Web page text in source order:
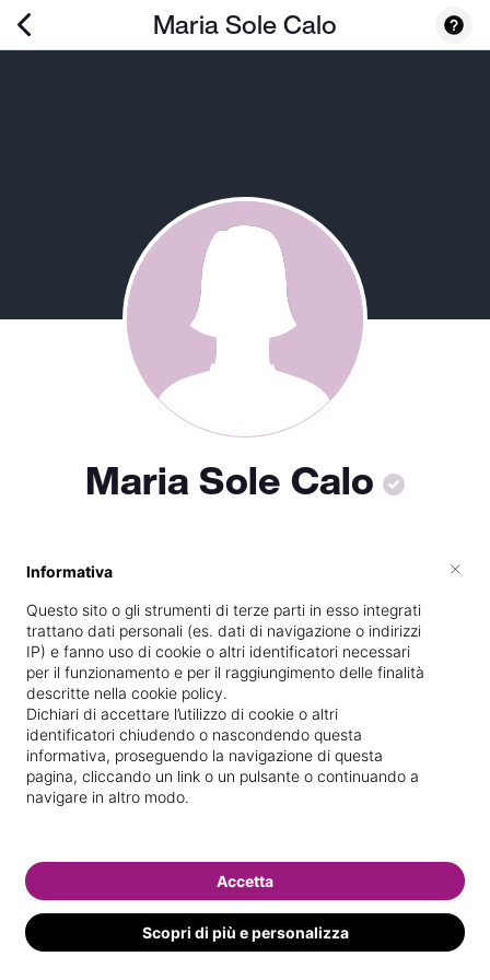
Maria Sole Calo
Maria Sole Calo
Titolare presso
specchio
Scuola di estetica frequentata
Vedi le informazioni di Maria Sole
Informativa
Questo sito o gli strumenti di terze parti in esso integrati
trattano dati personali (es. dati di navigazione o indirizzi
IP) e fanno uso di cookie o altri identificatori necessari
per il funzionamento e per il raggiungimento delle finalità
descritte nella cookie policy.
Dichiari di accettare l’utilizzo di cookie o altri
identificatori chiudendo o nascondendo questa
informativa, proseguendo la navigazione di questa
pagina, cliccando un link o un pulsante o continuando a
navigare in altro modo.
Scopri di più e personalizza
Accetta
×